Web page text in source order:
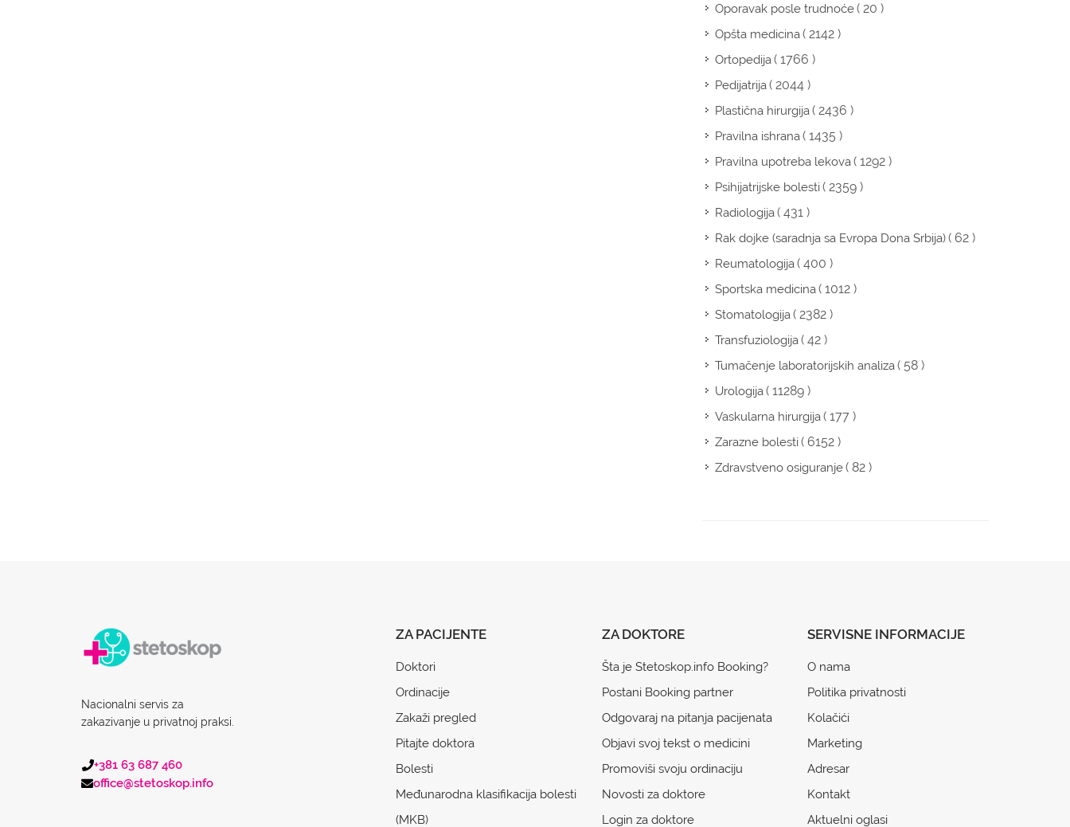
Oporavak posle trudnoće( 20 )
Opšta medicina( 2142 )
Ortopedija( 1766 )
Pedijatrija( 2044 )
Plastična hirurgija( 2436 )
Pravilna ishrana( 1435 )
Pravilna upotreba lekova( 1292 )
Psihijatrijske bolesti( 2359 )
Radiologija( 431 )
Rak dojke (saradnja sa Evropa Dona Srbija)( 62 )
Reumatologija( 400 )
Sportska medicina( 1012 )
Stomatologija( 2382 )
Transfuziologija( 42 )
Tumačenje laboratorijskih analiza( 58 )
Urologija( 11289 )
Vaskularna hirurgija( 177 )
Zarazne bolesti( 6152 )
Zdravstveno osiguranje( 82 )
Nacionalni servis za
zakazivanje u privatnoj praksi.
+381 63 687 460
office@stetoskop.info
ZA PACIJENTE
Doktori
Ordinacije
Zakaži pregled
Pitajte doktora
Bolesti
Međunarodna klasifikacija bolesti
(MKB)
ZA DOKTORE
Šta je Stetoskop.info Booking?
Postani Booking partner
Odgovaraj na pitanja pacijenata
Objavi svoj tekst o medicini
Promoviši svoju ordinaciju
Novosti za doktore
Login za doktore
SERVISNE INFORMACIJE
O nama
Politika privatnosti
Kolačići
Marketing
Adresar
Kontakt
Aktuelni oglasi